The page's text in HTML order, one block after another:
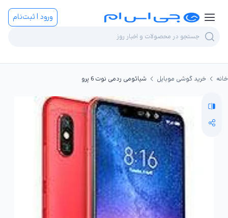
ورود | ثبت‌نام
خانه خرید گوشی موبایل شیائومی ردمی نوت 6 پرو